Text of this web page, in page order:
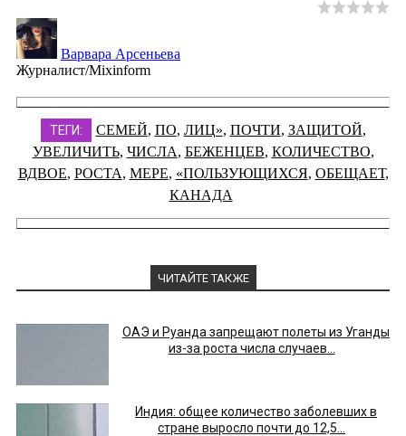
Варвара Арсеньева
Журналист/Mixinform
ТЕГИ: СЕМЕЙ, ПО, ЛИЦ», ПОЧТИ, ЗАЩИТОЙ,
УВЕЛИЧИТЬ, ЧИСЛА, БЕЖЕНЦЕВ, КОЛИЧЕСТВО,
ВДВОЕ, РОСТА, МЕРЕ, «ПОЛЬЗУЮЩИХСЯ, ОБЕЩАЕТ,
КАНАДА
ЧИТАЙТЕ ТАКЖЕ
ОАЭ и Руанда запрещают полеты из Уганды
из-за роста числа случаев...
Индия: общее количество заболевших в
стране выросло почти до 12,5...